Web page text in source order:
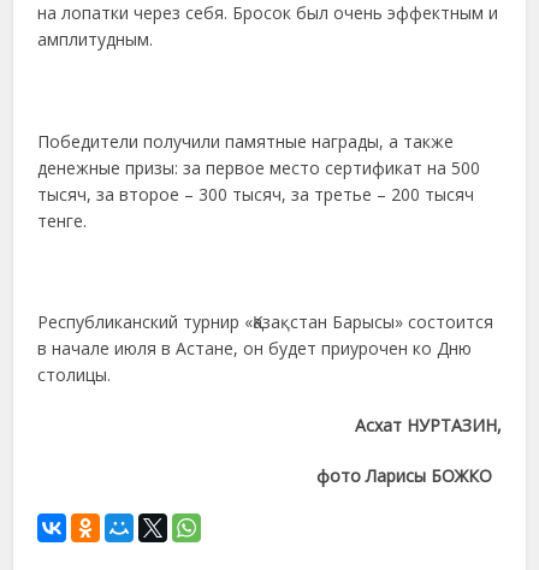
на лопатки через себя. Бросок был очень эффектным и
амплитудным.
Победители получили памятные награды, а также
денежные призы: за первое место сертификат на 500
тысяч, за второе – 300 тысяч, за третье – 200 тысяч
тенге.
Республиканский турнир «Қазақстан Барысы» состоится
в начале июля в Астане, он будет приурочен ко Дню
столицы.
Асхат НУРТАЗИН,
фото Ларисы БОЖКО